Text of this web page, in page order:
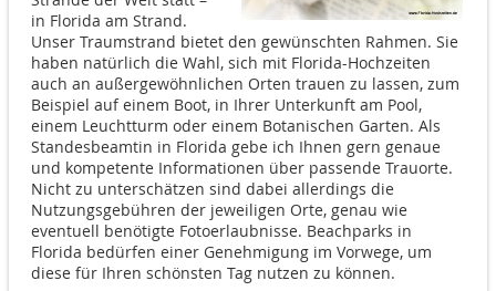
in Florida am Strand.
Unser Traumstrand bietet den gewünschten Rahmen. Sie
haben natürlich die Wahl, sich mit Florida-Hochzeiten
auch an außergewöhnlichen Orten trauen zu lassen, zum
Beispiel auf einem Boot, in Ihrer Unterkunft am Pool,
einem Leuchtturm oder einem Botanischen Garten. Als
Standesbeamtin in Florida gebe ich Ihnen gern genaue
und kompetente Informationen über passende Trauorte.
Nicht zu unterschätzen sind dabei allerdings die
Nutzungsgebühren der jeweiligen Orte, genau wie
eventuell benötigte Fotoerlaubnisse. Beachparks in
Florida bedürfen einer Genehmigung im Vorwege, um
diese für Ihren schönsten Tag nutzen zu können.